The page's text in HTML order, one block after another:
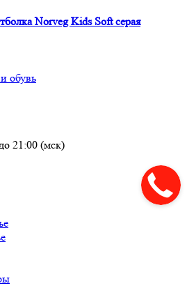
Norveg Kids Soft серая
обувь
21:00 (мск)